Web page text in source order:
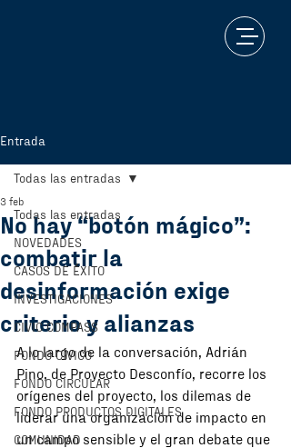
Entrada
Todas las entradas
NOVEDADES
CASOS DE ÉXITO
INVESTIGACIONES
CIVIC COMPASS
FONDO CÍVICO
FONDO CIRCULAR
FONDO PRODUCTOS DIGITALES
COMUNIDAD
Todas las entradas
No hay “botón mágico”:
combatir la
desinformación exige
criterio y alianzas
3 feb
A lo largo de la conversación, Adrián
Pino, de Proyecto Desconfío, recorre los
orígenes del proyecto, los dilemas de
liderar una organización de impacto en
un campo sensible y el gran debate que